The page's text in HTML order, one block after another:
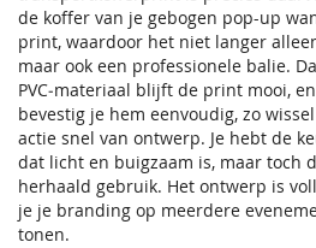
de koffer van je gebogen pop-up
print, waardoor het niet langer
maar ook een professionele balie.
PVC‑materiaal blijft de print mooi,
bevestig je hem eenvoudig, zo
actie snel van ontwerp. Je hebt de
dat licht en buigzaam is, maar toch
herhaald gebruik. Het ontwerp is
je je branding op meerdere
tonen.